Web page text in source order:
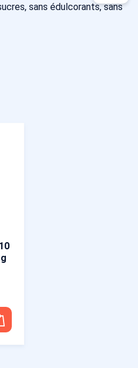
sans édulcorants, sans